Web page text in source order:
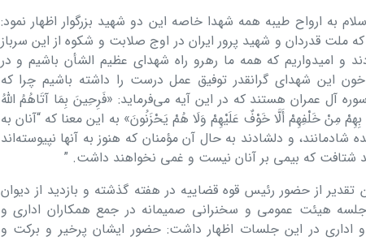
به ارواح طیبه همه شهدا خاصه این دو شهید بزرگوار اظهار نمود:
قدردان و شهید پرور ایران در اوج صلابت و شکوه از این سرباز
و امیدواریم که همه ما رهرو راه شهدای عظیم الشأن باشیم و در
این شهدای گرانقدر توفیق عمل درست را داشته باشیم چرا که
شهیدان مصداق واقعی آیه شریفه ۱۷۰ سوره آل عمران هستند که در این آیه می‌فرماید: «فَرِحِینَ بِمَا آتَاهُمُ اللَّهُ
مِنْ خَلْفِهِمْ أَلَّا خَوْفٌ عَلَیْهِمْ وَلَا هُمْ یَحْزَنُونَ» به این معنا که “آنان به
و دلشادند به حال آن مؤمنان که هنوز به آنها نپیوسته‌اند
شتافت که بیمی بر آنان نیست و غمی نخواهند داشت. ”
از حضور رئیس قوه قضاییه در هفته گذشته و بازدید از دیوان
هیئت عمومی و سخنرانی صمیمانه در جمع همکاران اداری و
اداری در این جلسات اظهار داشت: حضور ایشان پرخیر و برکت و